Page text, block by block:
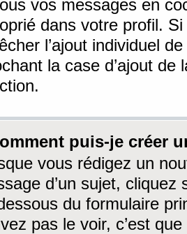
vos messages en
dans votre profil.
l’ajout individuel
la case d’ajout
puis-je créer
vous rédigez un
d’un sujet, cliquez
du formulaire
pas le voir, c’est